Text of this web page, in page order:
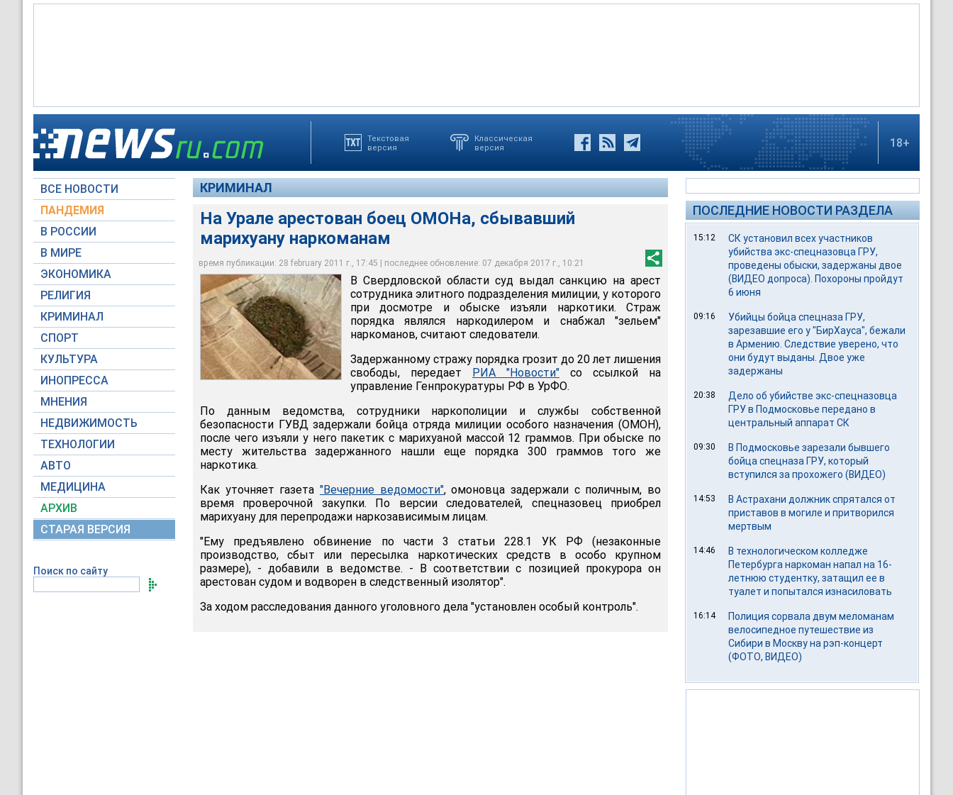
Текстовая
версия
Классическая
версия
18+
ВСЕ НОВОСТИ
ПАНДЕМИЯ
В РОССИИ
В МИРЕ
ЭКОНОМИКА
РЕЛИГИЯ
КРИМИНАЛ
СПОРТ
КУЛЬТУРА
ИНОПРЕССА
МНЕНИЯ
НЕДВИЖИМОСТЬ
ТЕХНОЛОГИИ
АВТО
МЕДИЦИНА
АРХИВ
СТАРАЯ ВЕРСИЯ
Поиск по сайту
КРИМИНАЛ
На Урале арестован боец ОМОНа, сбывавший
марихуану наркоманам
время публикации: 28 february 2011 г., 17:45 | последнее обновление: 07 декабря 2017 г., 10:21
В Свердловской области суд выдал санкцию на арест сотрудника элитного
подразделения милиции, у которого при досмотре и обыске изъяли наркотики
Вести
В Свердловской области суд выдал санкцию на арест
сотрудника элитного подразделения милиции, у которого
при досмотре и обыске изъяли наркотики. Страж
порядка являлся наркодилером и снабжал "зельем"
наркоманов, считают следователи.
Задержанному стражу порядка грозит до 20 лет лишения
свободы, передает РИА "Новости" со ссылкой на
управление Генпрокуратуры РФ в УрФО.
По данным ведомства, сотрудники наркополиции и службы собственной
безопасности ГУВД задержали бойца отряда милиции особого назначения (ОМОН),
после чего изъяли у него пакетик с марихуаной массой 12 граммов. При обыске по
месту жительства задержанного нашли еще порядка 300 граммов того же
наркотика.
Как уточняет газета "Вечерние ведомости", омоновца задержали с поличным, во
время проверочной закупки. По версии следователей, спецназовец приобрел
марихуану для перепродажи наркозависимым лицам.
"Ему предъявлено обвинение по части 3 статьи 228.1 УК РФ (незаконные
производство, сбыт или пересылка наркотических средств в особо крупном
размере), - добавили в ведомстве. - В соответствии с позицией прокурора он
арестован судом и водворен в следственный изолятор".
За ходом расследования данного уголовного дела "установлен особый контроль".
ПОСЛЕДНИЕ НОВОСТИ РАЗДЕЛА
15:12
СК установил всех участников
убийства экс-спецназовца ГРУ,
проведены обыски, задержаны двое
(ВИДЕО допроса). Похороны пройдут
6 июня
09:16
Убийцы бойца спецназа ГРУ,
зарезавшие его у "БирХауса", бежали
в Армению. Следствие уверено, что
они будут выданы. Двое уже
задержаны
20:38
Дело об убийстве экс-спецназовца
ГРУ в Подмосковье передано в
центральный аппарат СК
09:30
В Подмосковье зарезали бывшего
бойца спецназа ГРУ, который
вступился за прохожего (ВИДЕО)
14:53
В Астрахани должник спрятался от
приставов в могиле и притворился
мертвым
14:46
В технологическом колледже
Петербурга наркоман напал на 16-
летнюю студентку, затащил ее в
туалет и попытался изнасиловать
16:14
Полиция сорвала двум меломанам
велосипедное путешествие из
Сибири в Москву на рэп-концерт
(ФОТО, ВИДЕО)